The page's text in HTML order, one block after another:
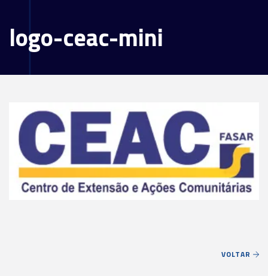
logo-ceac-mini
VOLTAR